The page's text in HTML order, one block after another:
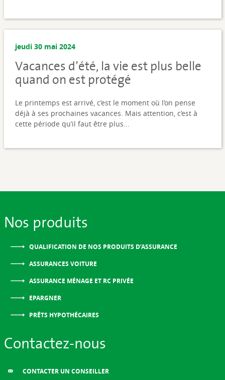
jeudi 30 mai 2024
Vacances d’été, la vie est plus belle
quand on est protégé
Le printemps est arrivé, c’est le moment où l’on pense
déjà à ses prochaines vacances. Mais attention, c’est à
cette période qu’il faut être plus...
Nos produits
QUALIFICATION DE NOS PRODUITS D’ASSURANCE
ASSURANCES VOITURE
ASSURANCE MÉNAGE ET RC PRIVÉE
EPARGNER
PRÊTS HYPOTHÉCAIRES
Contactez-nous
CONTACTER UN CONSEILLER